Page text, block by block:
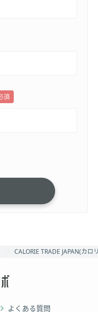
須
CALORIE TRADE JAPAN(カ
よくある質問